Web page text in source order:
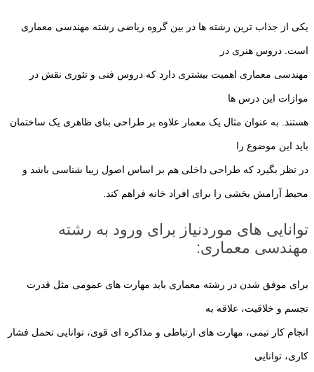
یکی از جذاب ترین رشته ها در بین گروه ریاضی رشته مهندسی معماری
است. دروس هنری در
مهندسی معماری اهمیت بیشتری دارد که دروس فنی و تئوری نقش در
موازات این درس ها
هستند. به عنوان مثال یک معمار علاوه بر طراحی بنای ظاهری یک ساختمان
باید این موضوع را
در نظر بگیرد که طراحی داخلی هم بر اساس اصول زیبا شناسی باشد و
محیط آرامش بخشی را برای افراد خانه فراهم کند.
توانایی های موردنیاز برای ورود به رشته
مهندسی معماری:
برای موفق شدن در رشته معماری باید مهارت های عمومی مثل قدرت
تجسم و خلاقیت، علاقه به
انجام کار تیمی، مهارت های ارتباطی و مذاکره ای قوی، توانایی تحمل فشار
کاری، توانایی